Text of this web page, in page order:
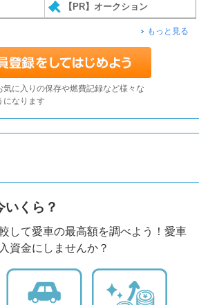
【PR】オークション
もっと見る
気に入りの保存や燃費記録など様々な
になります
いくら？
して愛車の最高額を調べよう！愛車
資金にしませんか？